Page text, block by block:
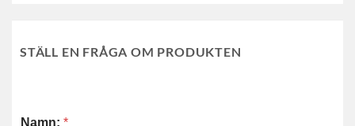
STÄLL EN FRÅGA OM PRODUKTEN
Namn: *